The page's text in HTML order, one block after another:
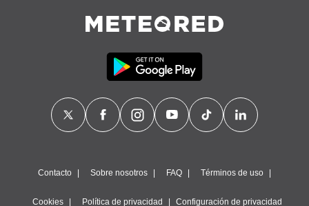
Contacto Sobre nosotros FAQ Términos de uso
Cookies Política de privacidad Configuración de privacidad